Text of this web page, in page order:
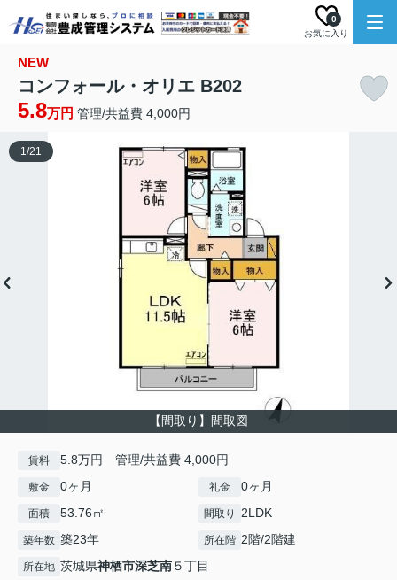
お気に入り
0
NEW
コンフォール・オリエ B202
5.8万円 管理/共益費 4,000円
【間取り】間取図
1/21
賃料 5.8万円 管理/共益費 4,000円
敷金 0ヶ月 礼金 0ヶ月
面積 53.76㎡ 間取り 2LDK
築年数 築23年 所在階 2階/2階建
所在地 茨城県神栖市深芝南５丁目